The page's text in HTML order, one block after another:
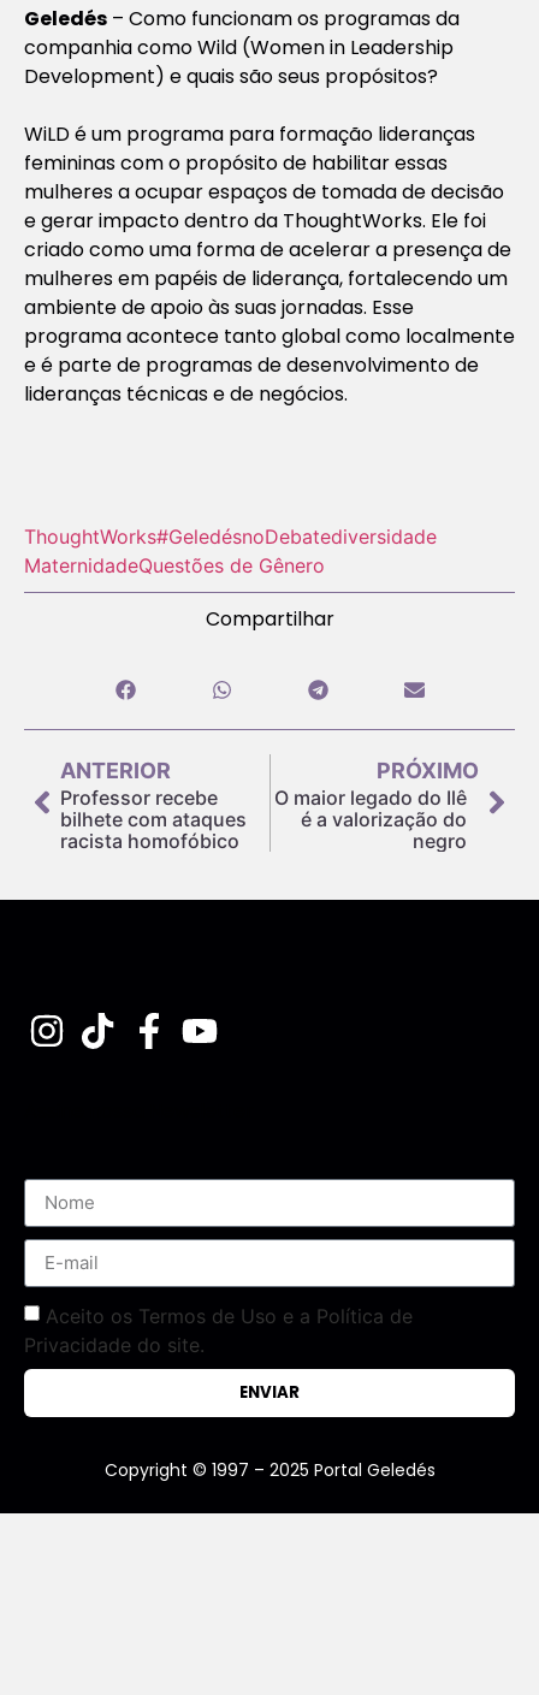
Geledés – Como funcionam os programas da
companhia como Wild (Women in Leadership
Development) e quais são seus propósitos?
WiLD é um programa para formação lideranças
femininas com o propósito de habilitar essas
mulheres a ocupar espaços de tomada de decisão
e gerar impacto dentro da ThoughtWorks. Ele foi
criado como uma forma de acelerar a presença de
mulheres em papéis de liderança, fortalecendo um
ambiente de apoio às suas jornadas. Esse
programa acontece tanto global como localmente
e é parte de programas de desenvolvimento de
lideranças técnicas e de negócios.
ThoughtWorks#GeledésnoDebatediversidade
MaternidadeQuestões de Gênero
Compartilhar
ANTERIOR
Professor recebe
bilhete com ataques
racista homofóbico
PRÓXIMO
O maior legado do Ilê
é a valorização do
negro
Aceito os Termos de Uso e a Política de
Privacidade do site.
ENVIAR
Copyright © 1997 – 2025 Portal Geledés